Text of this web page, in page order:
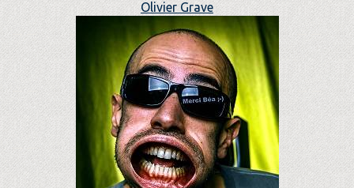
Olivier Grave